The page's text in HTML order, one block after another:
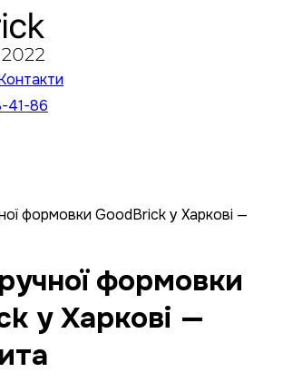
41-86
формовки GoodBrick у Харкові —
формовки
у Харкові —